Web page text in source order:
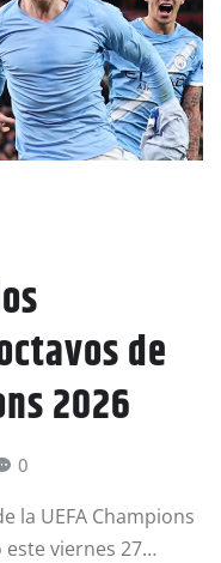
de
2026
0
la UEFA Champions
este viernes 27…